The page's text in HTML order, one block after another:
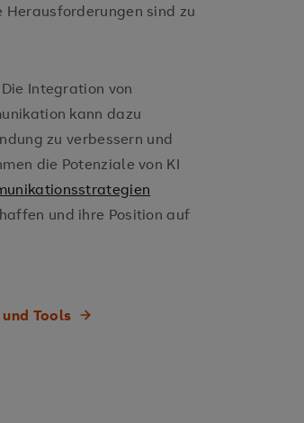
sind zu
Integration von
kann dazu
zu verbessern und
die Potenziale von KI
und ihre Position auf
Tools